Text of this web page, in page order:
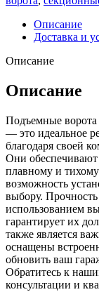
Описание
Доставка и
Описание
Описание
Подъемные ворота
— это идеальное
благодаря своей
Они обеспечивают
плавному и
возможность
выбору.
использованием
гарантирует их
также является
оснащены
обновить ваш
Обратитесь к
консультации и